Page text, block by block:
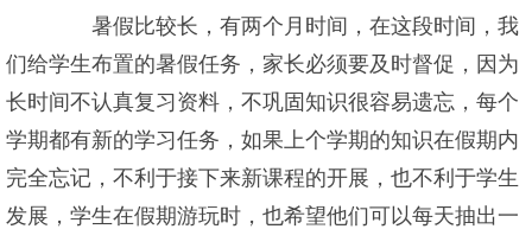
暑假比较长，有两个月时间，在这段时间，我
们给学生布置的暑假任务，家长必须要及时督促，因为
长时间不认真复习资料，不巩固知识很容易遗忘，每个
学期都有新的学习任务，如果上个学期的知识在假期内
完全忘记，不利于接下来新课程的开展，也不利于学生
发展，学生在假期游玩时，也希望他们可以每天抽出一